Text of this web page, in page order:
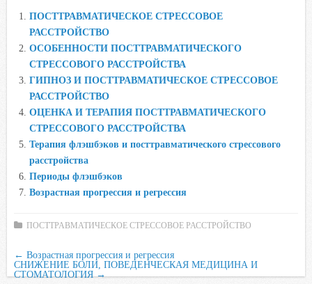
b
o
o
k
t
e
r
s
A
p
p
R
u
l
a
s
n
i
k
ПОСТТРАВМАТИЧЕСКОЕ СТРЕССОВОЕ
РАССТРОЙСТВО
ОСОБЕННОСТИ ПОСТТРАВМАТИЧЕСКОГО
СТРЕССОВОГО РАССТРОЙСТВА
ГИПНОЗ И ПОСТТРАВМАТИЧЕСКОЕ СТРЕССОВОЕ
РАССТРОЙСТВО
ОЦЕНКА И ТЕРАПИЯ ПОСТТРАВМАТИЧЕСКОГО
СТРЕССОВОГО РАССТРОЙСТВА
Терапия флэшбэков и посттравматического стрессового
расстройства
Периоды флэшбэков
Возрастная прогрессия и регрессия
ПОСТТРАВМАТИЧЕСКОЕ СТРЕССОВОЕ РАССТРОЙСТВО
← Возрастная прогрессия и регрессия
СНИЖЕНИЕ БОЛИ, ПОВЕДЕНЧЕСКАЯ МЕДИЦИНА И
СТОМАТОЛОГИЯ→